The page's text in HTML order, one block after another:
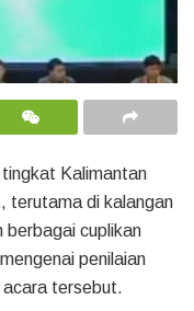
tingkat Kalimantan
terutama di kalangan
berbagai cuplikan
penilaian
acara tersebut.